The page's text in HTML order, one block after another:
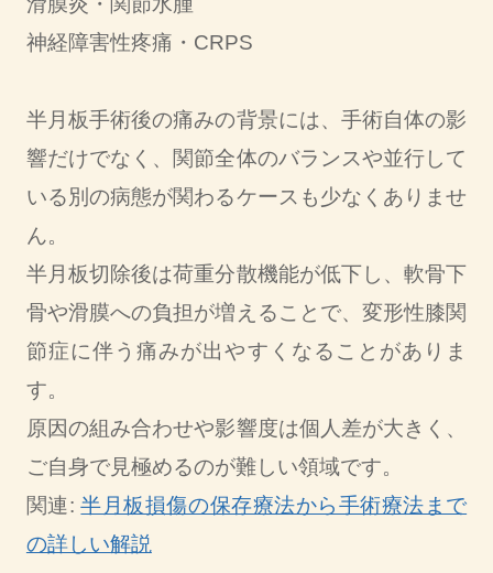
神経障害性疼痛・CRPS
半月板手術後の痛みの背景には、手術自体の影
響だけでなく、関節全体のバランスや並行して
いる別の病態が関わるケースも少なくありませ
ん。
半月板切除後は荷重分散機能が低下し、軟骨下
骨や滑膜への負担が増えることで、変形性膝関
節症に伴う痛みが出やすくなることがありま
す。
原因の組み合わせや影響度は個人差が大きく、
ご自身で見極めるのが難しい領域です。
関連:半月板損傷の保存療法から手術療法まで
の詳しい解説